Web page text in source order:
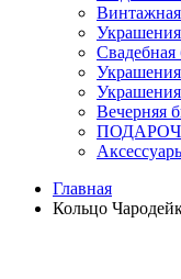
Вечерняя
Главная
Кольцо